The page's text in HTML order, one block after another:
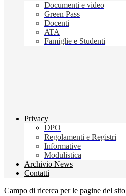
Documenti e video
Green Pass
Docenti
ATA
Famiglie e Studenti
Privacy
DPO
Regolamenti e Registri
Informative
Modulistica
Archivio News
Contatti
Campo di ricerca per le pagine del sito